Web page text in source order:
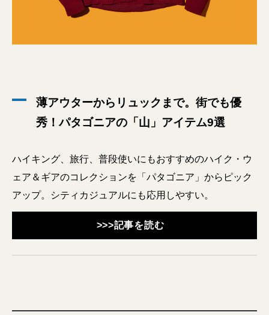
薄アウターからリュックまで。街でも優
秀！パタゴニアの「山」アイテム9選
ハイキング、旅行、普段使いにもおすすめのハイク・ウ
ェア＆ギアのコレクションを「パタゴニア」からピック
アップ。シティカジュアルにも応用しやすい。
>>>記事を読む